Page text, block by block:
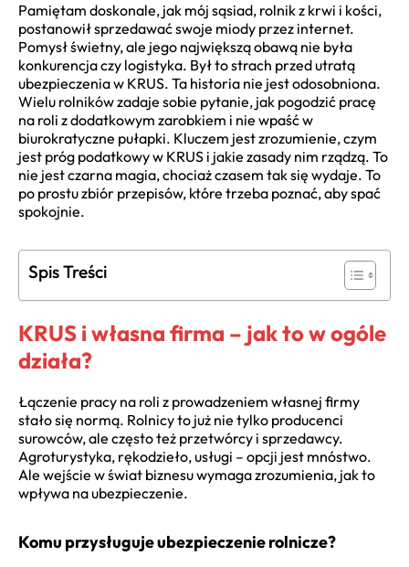
Pamiętam doskonale, jak mój sąsiad, rolnik z krwi i kości,
postanowił sprzedawać swoje miody przez internet.
Pomysł świetny, ale jego największą obawą nie była
konkurencja czy logistyka. Był to strach przed utratą
ubezpieczenia w KRUS. Ta historia nie jest odosobniona.
Wielu rolników zadaje sobie pytanie, jak pogodzić pracę
na roli z dodatkowym zarobkiem i nie wpaść w
biurokratyczne pułapki. Kluczem jest zrozumienie, czym
jest próg podatkowy w KRUS i jakie zasady nim rządzą. To
nie jest czarna magia, chociaż czasem tak się wydaje. To
po prostu zbiór przepisów, które trzeba poznać, aby spać
spokojnie.
Spis Treści
KRUS i własna firma – jak to w ogóle
działa?
Łączenie pracy na roli z prowadzeniem własnej firmy
stało się normą. Rolnicy to już nie tylko producenci
surowców, ale często też przetwórcy i sprzedawcy.
Agroturystyka, rękodzieło, usługi – opcji jest mnóstwo.
Ale wejście w świat biznesu wymaga zrozumienia, jak to
wpływa na ubezpieczenie.
Komu przysługuje ubezpieczenie rolnicze?